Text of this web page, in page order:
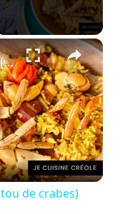
×
Matété de crabes (ou matoutou de crabes)
de crabes)